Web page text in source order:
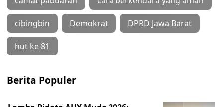
cibingbin Demokrat DPRD Jawa Barat
hut ke 81
Berita Populer